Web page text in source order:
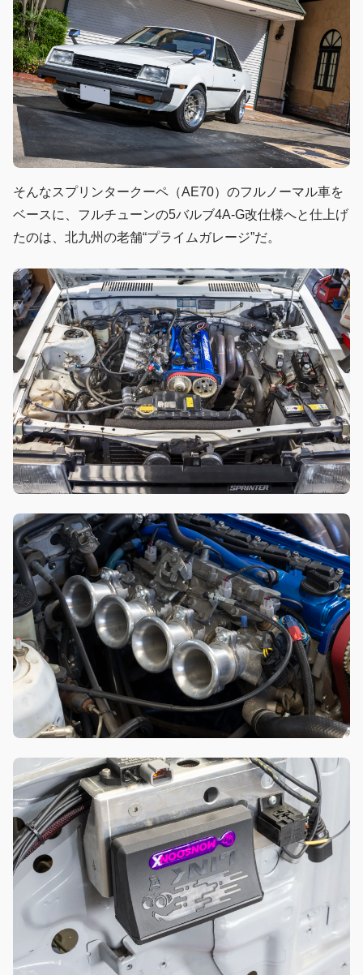
そんなスプリンタークーペ（AE70）のフルノーマル車を
ベースに、フルチューンの5バルブ4A-G改仕様へと仕上げ
たのは、北九州の老舗“プライムガレージ”だ。